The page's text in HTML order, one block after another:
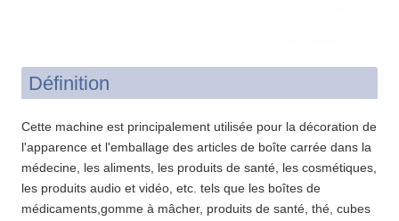
Définition
Cette machine est principalement utilisée pour la décoration de
l'apparence et l'emballage des articles de boîte carrée dans la
médecine, les aliments, les produits de santé, les cosmétiques,
les produits audio et vidéo, etc. tels que les boîtes de
médicaments,gomme à mâcher, produits de santé, thé, cubes